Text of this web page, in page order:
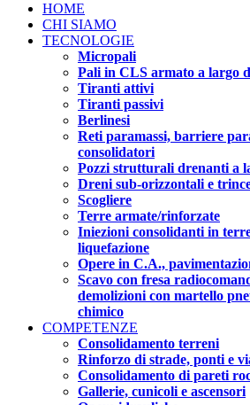
HOME
CHI SIAMO
TECNOLOGIE
Micropali
Pali in CLS armato a largo
Tiranti attivi
Tiranti passivi
Berlinesi
Reti paramassi, barriere
consolidatori
Pozzi strutturali drenanti a
Dreni sub-orizzontali e
Scogliere
Terre armate/rinforzate
Iniezioni consolidanti in
liquefazione
Opere in C.A.,
Scavo con fresa
demolizioni con martello
chimico
COMPETENZE
Consolidamento terreni
Rinforzo di strade, ponti e
Consolidamento di pareti
Gallerie, cunicoli e ascensori